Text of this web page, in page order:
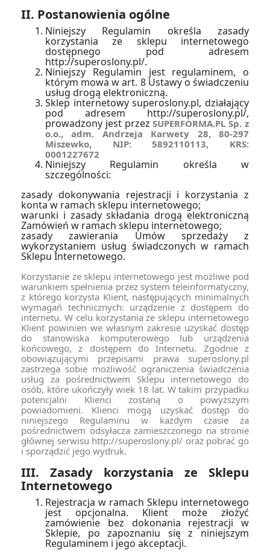
II. Postanowienia ogólne
Niniejszy Regulamin określa zasady
korzystania ze sklepu internetowego
dostępnego pod adresem
http://superoslony.pl/.
Niniejszy Regulamin jest regulaminem, o
którym mowa w art. 8 Ustawy o świadczeniu
usług drogą elektroniczną.
Sklep internetowy superoslony.pl, działający
pod adresem http://superoslony.pl/,
prowadzony jest przezSUPERFORMA.PL Sp. z
o.o., adm. Andrzeja Karwety 28, 80-297
Miszewko, NIP: 5892110113, KRS:
0001227672
Niniejszy Regulamin określa w
szczególności:
zasady dokonywania rejestracji i korzystania z
konta w ramach sklepu internetowego;
warunki i zasady składania drogą elektroniczną
Zamówień w ramach sklepu internetowego;
zasady zawierania Umów sprzedaży z
wykorzystaniem usług świadczonych w ramach
Sklepu Internetowego.
Korzystanie ze sklepu internetowego jest możliwe pod
warunkiem spełnienia przez system teleinformatyczny,
z którego korzysta Klient, następujących minimalnych
wymagań technicznych: urządzenie z dostępem do
internetu. W celu korzystania ze sklepu internetowego
Klient powinien we własnym zakresie uzyskać dostęp
do stanowiska komputerowego lub urządzenia
końcowego, z dostępem do Internetu. Zgodnie z
obowiązującymi przepisami prawa superoslony.pl
zastrzega sobie możliwość ograniczenia świadczenia
usług za pośrednictwem Sklepu internetowego do
osób, które ukończyły wiek 18 lat. W takim przypadku
potencjalni Klienci zostaną o powyższym
powiadomieni. Klienci mogą uzyskać dostęp do
niniejszego Regulaminu w każdym czasie za
pośrednictwem odsyłacza zamieszczonego na stronie
głównej serwisu http://superoslony.pl/ oraz pobrać go
i sporządzić jego wydruk.
III. Zasady korzystania ze Sklepu
Internetowego
Rejestracja w ramach Sklepu internetowego
jest opcjonalna. Klient może złożyć
zamówienie bez dokonania rejestracji w
Sklepie, po zapoznaniu się z niniejszym
Regulaminem i jego akceptacji.